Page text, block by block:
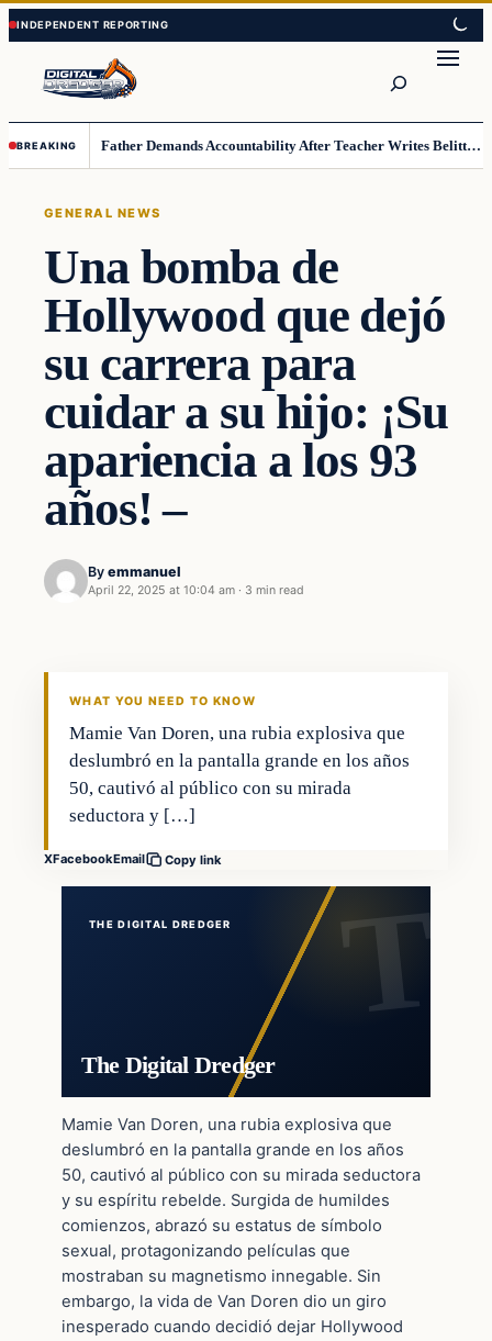
Skip
to
content
Skip
to
content
BREAKING Father Demands Accountability After Teacher Writes Belittling Note on Second-Grader’s Math Work
GENERAL NEWS
Una bomba de
Hollywood que dejó
su carrera para
cuidar a su hijo: ¡Su
apariencia a los 93
años! –
By emmanuel
April 22, 2025 at 10:04 am · 3 min read
WHAT YOU NEED TO KNOW
Mamie Van Doren, una rubia explosiva que
deslumbró en la pantalla grande en los años
50, cautivó al público con su mirada
seductora y […]
XFacebookEmail Copy link
THE DIGITAL DREDGER
The Digital Dredger
Mamie Van Doren, una rubia explosiva que
deslumbró en la pantalla grande en los años
50, cautivó al público con su mirada seductora
y su espíritu rebelde. Surgida de humildes
comienzos, abrazó su estatus de símbolo
sexual, protagonizando películas que
mostraban su magnetismo innegable. Sin
embargo, la vida de Van Doren dio un giro
inesperado cuando decidió dejar Hollywood